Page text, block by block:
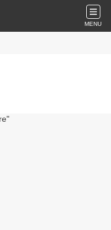
MENU